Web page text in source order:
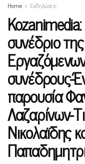
Home Εκδηλώσεις
συνέδριο
συνέδρους-
παρουσία
Λαζαρίνων-
Νικολαϊδης